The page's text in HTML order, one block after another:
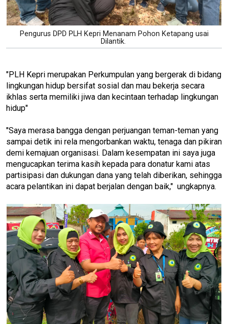
Pengurus DPD PLH Kepri Menanam Pohon Ketapang usai
Dilantik.
"PLH Kepri merupakan Perkumpulan yang bergerak di bidang
lingkungan hidup bersifat sosial dan mau bekerja secara
ikhlas serta memiliki jiwa dan kecintaan terhadap lingkungan
hidup"
"Saya merasa bangga dengan perjuangan teman-teman yang
sampai detik ini rela mengorbankan waktu, tenaga dan pikiran
demi kemajuan organisasi. Dalam kesempatan ini saya juga
mengucapkan terima kasih kepada para donatur kami atas
partisipasi dan dukungan dana yang telah diberikan, sehingga
acara pelantikan ini dapat berjalan dengan baik," ungkapnya.